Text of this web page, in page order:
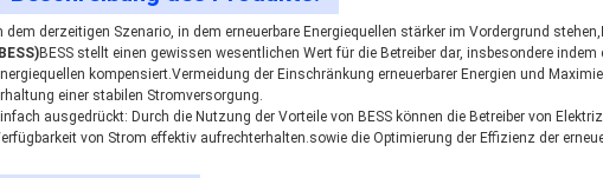
dem derzeitigen Szenario, in dem erneuerbare Energiequellen stärker im Vordergrund stehen,
BESS stellt einen gewissen wesentlichen Wert für die Betreiber dar, insbesondere
kompensiert.Vermeidung der Einschränkung erneuerbarer Energien und
einer stabilen Stromversorgung.
ausgedrückt: Durch die Nutzung der Vorteile von BESS können die Betreiber von
von Strom effektiv aufrechterhalten.sowie die Optimierung der Effizienz der